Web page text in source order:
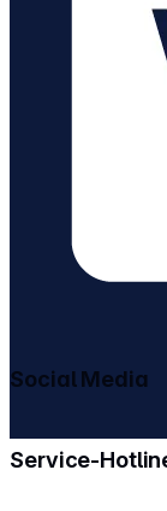
Service-
Social Media